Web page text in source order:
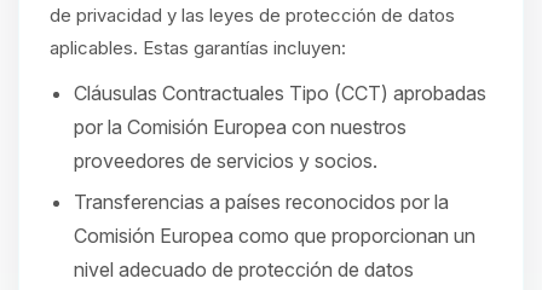
de privacidad y las leyes de protección de datos
aplicables. Estas garantías incluyen:
Cláusulas Contractuales Tipo (CCT) aprobadas
por la Comisión Europea con nuestros
proveedores de servicios y socios.
Transferencias a países reconocidos por la
Comisión Europea como que proporcionan un
nivel adecuado de protección de datos